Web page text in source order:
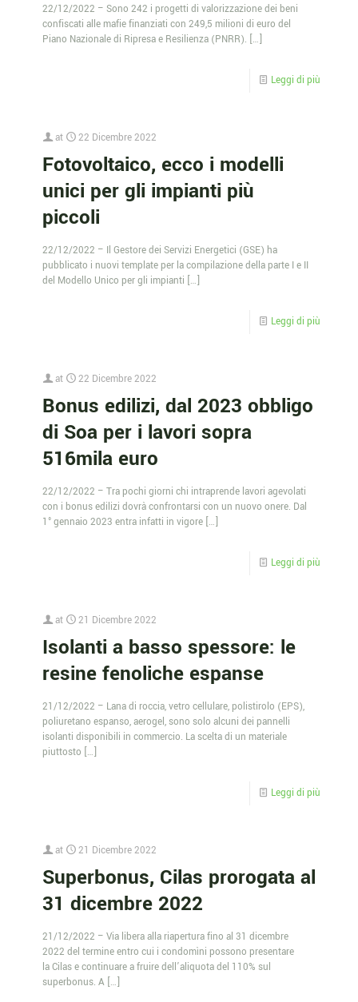
22/12/2022 – Sono 242 i progetti di valorizzazione dei beni
confiscati alle mafie finanziati con 249,5 milioni di euro del
Piano Nazionale di Ripresa e Resilienza (PNRR). […]
Leggi di più
at 22 Dicembre 2022
Fotovoltaico, ecco i modelli
unici per gli impianti più
piccoli
22/12/2022 – Il Gestore dei Servizi Energetici (GSE) ha
pubblicato i nuovi template per la compilazione della parte I e II
del Modello Unico per gli impianti […]
Leggi di più
at 22 Dicembre 2022
Bonus edilizi, dal 2023 obbligo
di Soa per i lavori sopra
516mila euro
22/12/2022 – Tra pochi giorni chi intraprende lavori agevolati
con i bonus edilizi dovrà confrontarsi con un nuovo onere. Dal
1° gennaio 2023 entra infatti in vigore […]
Leggi di più
at 21 Dicembre 2022
Isolanti a basso spessore: le
resine fenoliche espanse
21/12/2022 – Lana di roccia, vetro cellulare, polistirolo (EPS),
poliuretano espanso, aerogel, sono solo alcuni dei pannelli
isolanti disponibili in commercio. La scelta di un materiale
piuttosto […]
Leggi di più
at 21 Dicembre 2022
Superbonus, Cilas prorogata al
31 dicembre 2022
21/12/2022 – Via libera alla riapertura fino al 31 dicembre
2022 del termine entro cui i condomìni possono presentare
la Cilas e continuare a fruire dell’aliquota del 110% sul
superbonus. A […]